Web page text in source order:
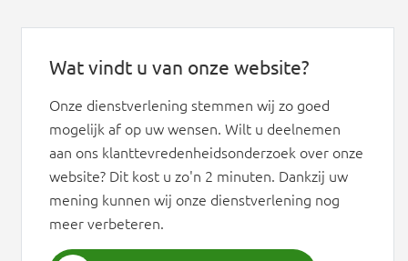
Wat vindt u van onze website?
Onze dienstverlening stemmen wij zo goed
mogelijk af op uw wensen. Wilt u deelnemen
aan ons klanttevredenheidsonderzoek over onze
website? Dit kost u zo'n 2 minuten. Dankzij uw
mening kunnen wij onze dienstverlening nog
meer verbeteren.